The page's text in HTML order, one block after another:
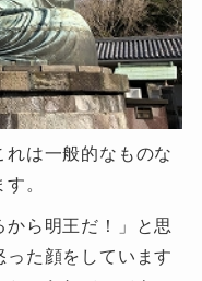
れは一般的なものな
。
から明王だ！」と思
った顔をしています